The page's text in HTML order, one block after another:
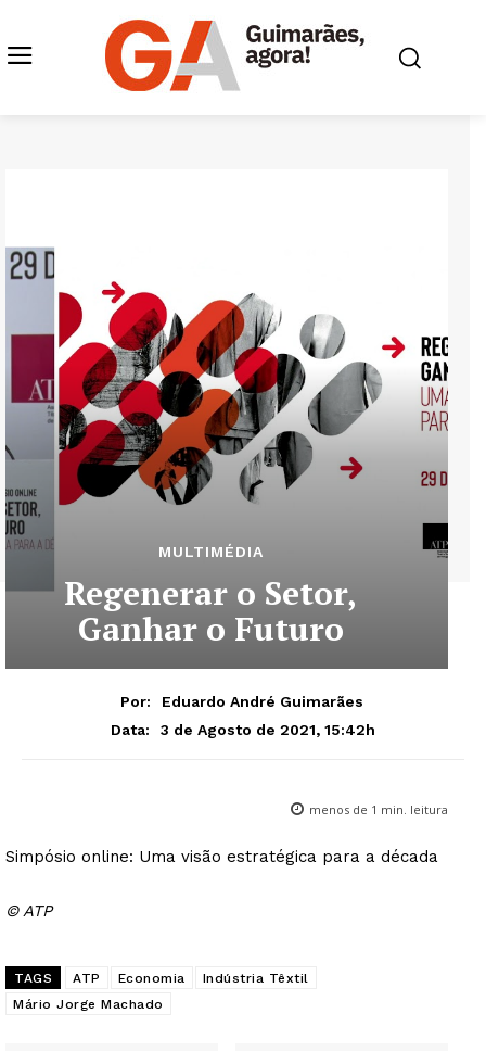
MULTIMÉDIA
Regenerar o Setor,
Ganhar o Futuro
Por:
Eduardo André Guimarães
Data:
3 de Agosto de 2021, 15:42h
menos de 1 min. leitura
Simpósio online: Uma visão estratégica para a década
© ATP
TAGS ATP Economia
Indústria Têxtil
Mário Jorge Machado